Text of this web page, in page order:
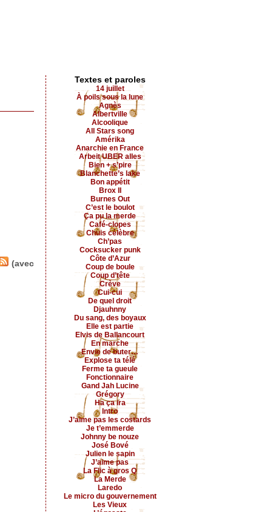
(avec
Textes et paroles
14 juillet
À poils sous la lune
Agnès
Albertville
Alcoolique
All Stars song
Amérika
Anarchie en France
Arbeit UBER alles
Bien + s’pire
Blanchette’s lake
Bon appétit
Brox II
Burnes Out
C’est le boulot
Ça pu la merde
Café-clopes
Chuis célèbre
Ch’pas
Cocksucker punk
Côte d’Azur
Coup de boule
Coup d’tête
Crève
Cui-cui
De quel droit
Djauhnny
Du sang, des boyaux
Elle est partie
Elvis de Ballancourt
En marche
Envie de buter…
Explose ta télé
Ferme ta gueule
Fonctionnaire
Gand Jah Lucine
Grégory
Ha ça ira
Intro
J’aime pas les costards
Je t’emmerde
Johnny be nouze
José Bové
Julien le sapin
J’aime pas
La Flic à gros Q
La Merde
Laredo
Le micro du gouvernement
Les Vieux